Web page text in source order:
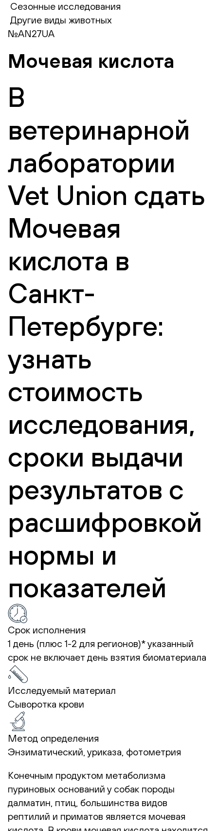
Сезонные исследования
Другие виды животных
№AN27UA
Мочевая кислота
В
ветеринарной
лаборатории
Vet Union сдать
Мочевая
кислота в
Санкт-
Петербурге:
узнать
стоимость
исследования,
сроки выдачи
результатов с
расшифровкой
нормы и
показателей
Срок исполнения
1 день (плюс 1-2 для регионов)*указанный
срок не включает день взятия биоматериала
Исследуемый материал
Сыворотка крови
Метод определения
Энзиматический, уриказа, фотометрия
Конечным продуктом метаболизма
пуриновых оснований у собак породы
далматин, птиц, большинства видов
рептилий и приматов является мочевая